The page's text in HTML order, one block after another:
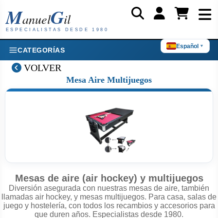
Español ▼
ManuelGil
ESPECIALISTAS DESDE 1980
CATEGORÍAS
VOLVER
Mesa Aire Multijuegos
Mesas de aire (air hockey) y multijuegos
Diversión asegurada con nuestras mesas de aire, también
llamadas air hockey, y mesas multijuegos. Para casa, salas de
juego y hostelería, con todos los recambios y accesorios para
que duren años. Especialistas desde 1980.